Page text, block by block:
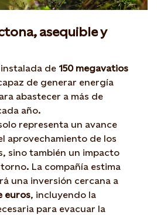
asequible y
de 150 megavatios
de generar energía
abastecer a más de
año.
representa un avance
aprovechamiento de los
sino también un impacto
La compañía estima
una inversión cercana a
euros, incluyendo la
para evacuar la